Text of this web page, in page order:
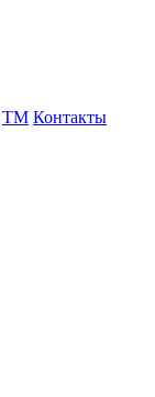
TM Контакты